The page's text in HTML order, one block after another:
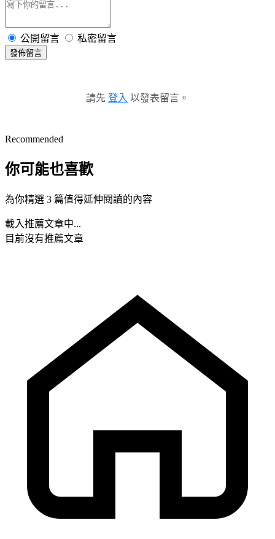
公開留言 私密留言
發佈留言
請先 登入 以發表留言。
Recommended
你可能也喜歡
為你精選 3 篇值得延伸閱讀的內容
載入推薦文章中...
目前沒有推薦文章